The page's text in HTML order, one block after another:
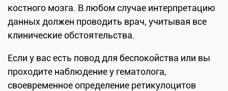
костного мозга. В любом случае интерпретацию
данных должен проводить врач, учитывая все
клинические обстоятельства.
Если у вас есть повод для беспокойства или вы
проходите наблюдение у гематолога,
своевременное определение ретикулоцитов